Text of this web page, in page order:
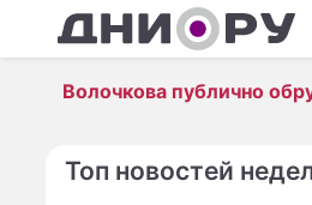
Волочкова публично
Топ новостей